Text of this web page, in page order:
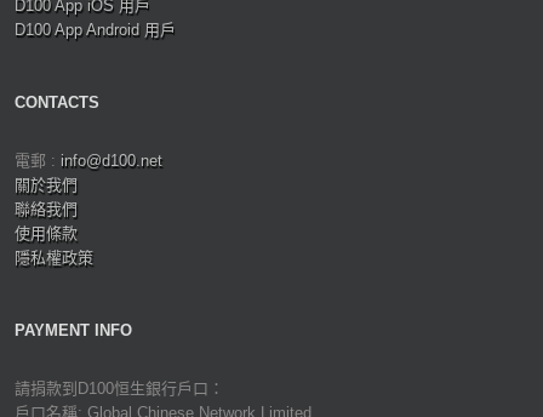
D100 App iOS 用戶
D100 App Android 用戶
CONTACTS
電郵 : info@d100.net
關於我們
聯絡我們
使用條款
隱私權政策
PAYMENT INFO
請捐款到D100恒生銀行戶口：
戶口名稱: Global Chinese Network Limited